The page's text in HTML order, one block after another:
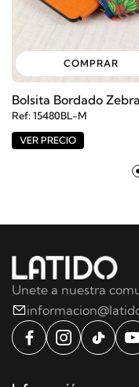
COMPRAR
Bolsita Bordado
Ref: 15480BL-M
VER PRECIO
Unete a nuestra